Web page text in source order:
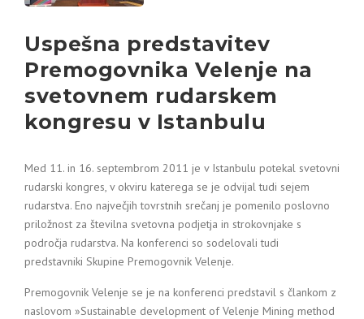
Uspešna predstavitev
Premogovnika Velenje na
svetovnem rudarskem
kongresu v Istanbulu
Med 11. in 16. septembrom 2011 je v Istanbulu potekal svetovni
rudarski kongres, v okviru katerega se je odvijal tudi sejem
rudarstva. Eno največjih tovrstnih srečanj je pomenilo poslovno
priložnost za številna svetovna podjetja in strokovnjake s
področja rudarstva. Na konferenci so sodelovali tudi
predstavniki Skupine Premogovnik Velenje.
Premogovnik Velenje se je na konferenci predstavil s člankom z
naslovom »Sustainable development of Velenje Mining method